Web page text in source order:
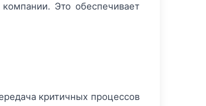
Это обеспечивает
критичных процессов